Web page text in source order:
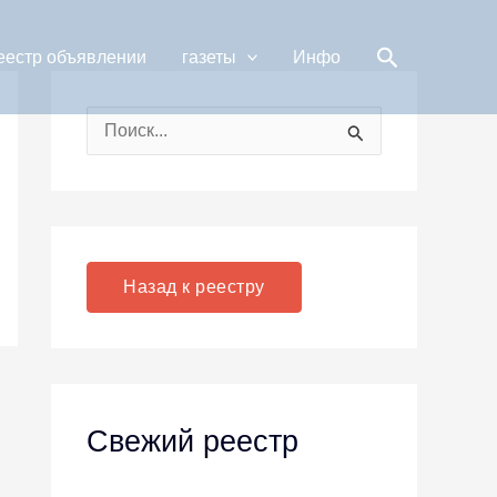
объявлении газеты Инфо Поиск
:
Назад к реестру
Свежий реестр